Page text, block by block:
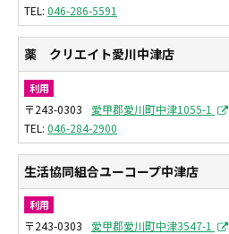
046-286-5591
薬 クリエイト愛川中津店
利用
〒243-0303
愛甲郡愛川町中津1055-1
046-284-2900
生活協同組合ユーコープ中津店
利用
〒243-0303
愛甲郡愛川町中津3547-1